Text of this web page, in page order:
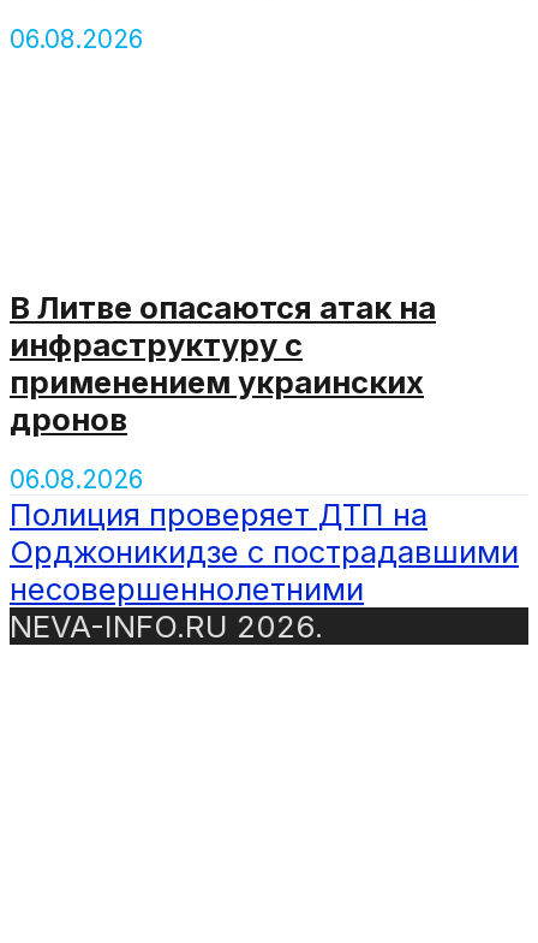
06.08.2026
В Литве опасаются атак на
инфраструктуру с
применением украинских
дронов
06.08.2026
Полиция проверяет ДТП на
Орджоникидзе с пострадавшими
несовершеннолетними
NEVA-INFO.RU 2026.